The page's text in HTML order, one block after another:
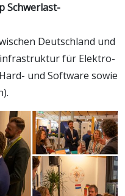
Schwerlast-
Deutschland und
für Elektro-
und Software sowie